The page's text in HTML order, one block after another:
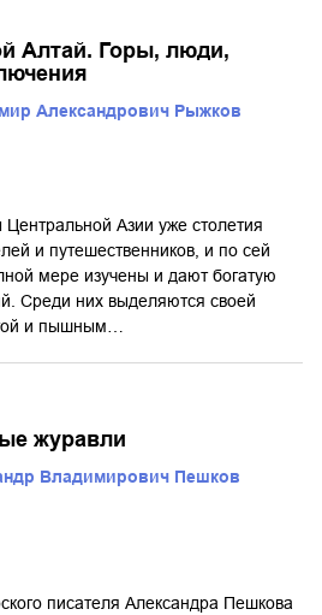
Алтай. Горы, люди,
Александрович Рыжков
Азии уже столетия
и путешественников, и по сей
мере изучены и дают богатую
Среди них выделяются своей
и пышным…
журавли
Владимирович Пешков
писателя Александра Пешкова